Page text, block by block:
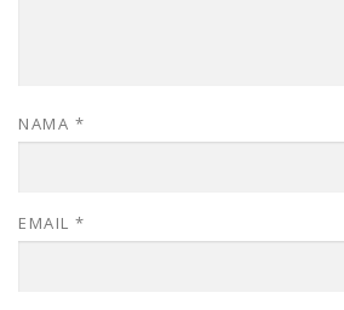
NAMA *
EMAIL *